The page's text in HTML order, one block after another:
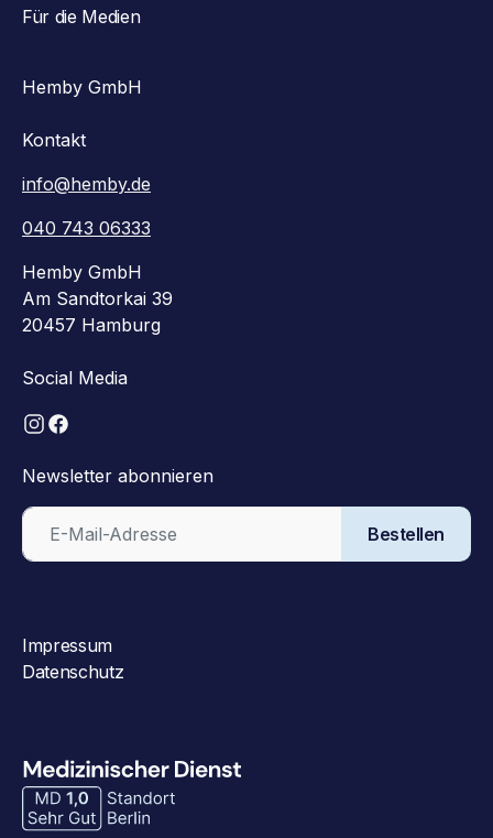
Für die Medien
Hemby GmbH
Kontakt
info@hemby.de
040 743 06333
Hemby GmbH
Am Sandtorkai 39
20457 Hamburg
Social Media
Newsletter abonnieren
Bestellen
Impressum
Datenschutz